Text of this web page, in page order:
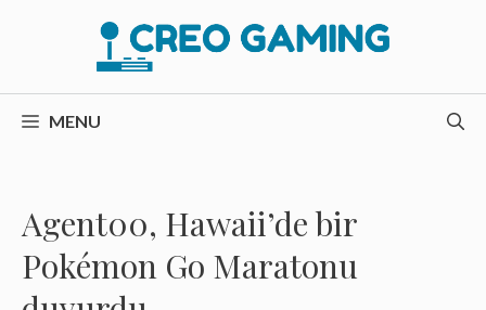
MENU
Agent00, Hawaii’de bir
Pokémon Go Maratonu